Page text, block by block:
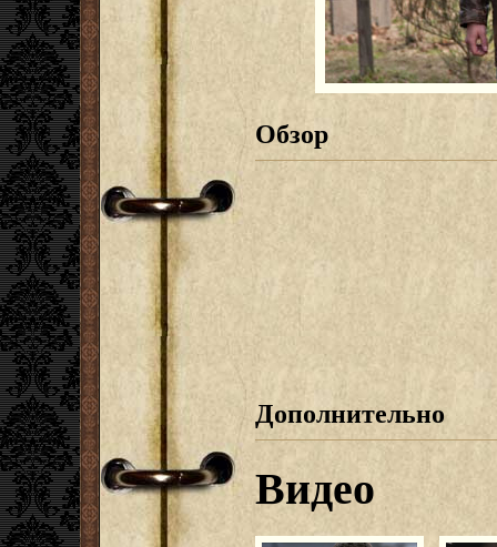
Обзор
Дополнительно
Видео